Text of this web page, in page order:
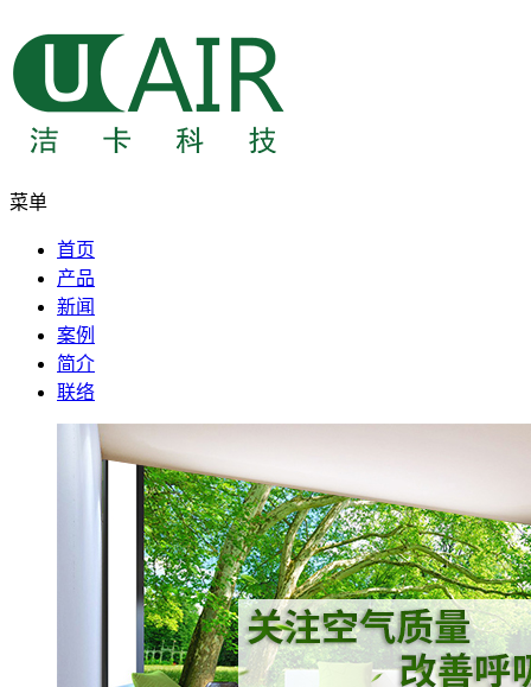
菜单
首页
产品
新闻
案例
简介
联络